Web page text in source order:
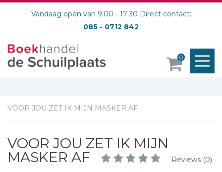
Vandaag open van 9:00 - 17:30 Direct contact:
085 - 0712 842
0
VOOR JOU ZET IK MIJN MASKER AF
VOOR JOU ZET IK MIJN
MASKER AF
Reviews (0)